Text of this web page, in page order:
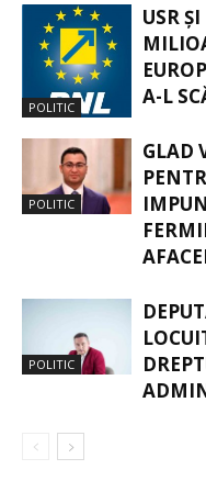
POLITIC
USR
A-L
POLITIC
GLAD
POLITIC